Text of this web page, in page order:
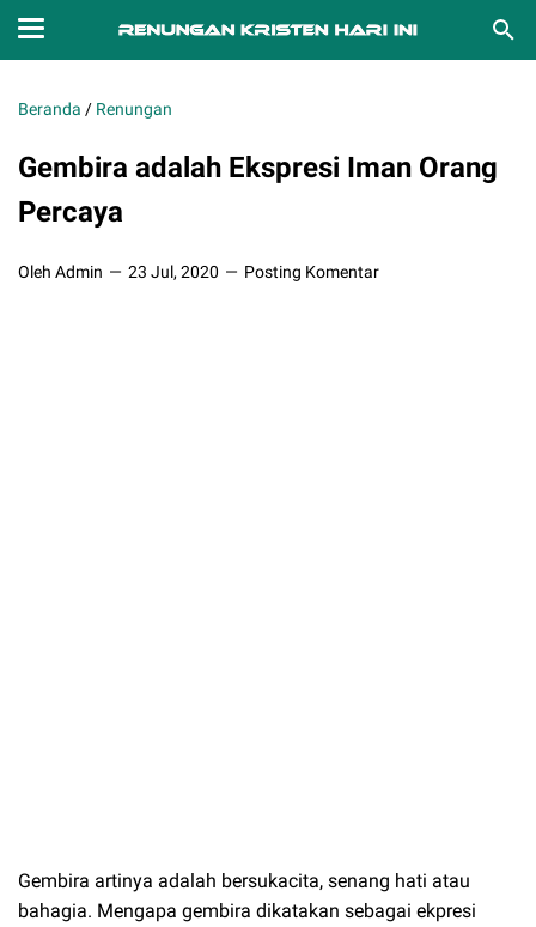
Beranda / Renungan
Gembira adalah Ekspresi Iman Orang
Percaya
Oleh Admin 23 Jul, 2020 Posting Komentar
Gembira artinya adalah bersukacita, senang hati atau
bahagia. Mengapa gembira dikatakan sebagai ekpresi